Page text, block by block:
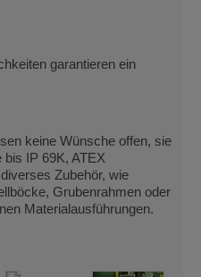
garantieren ein
keine Wünsche offen, sie
bis IP 69K, ATEX
Zubehör, wie
Grubenrahmen oder
Materialausführungen.